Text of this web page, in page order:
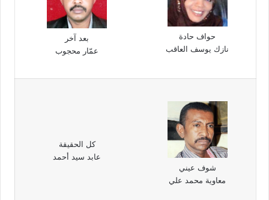
حواف حادة
نازك يوسف العاقب
بعد آخر
عمّار محجوب
شوف عيني
معاوية محمد علي
كل الحقيقة
عابد سيد أحمد